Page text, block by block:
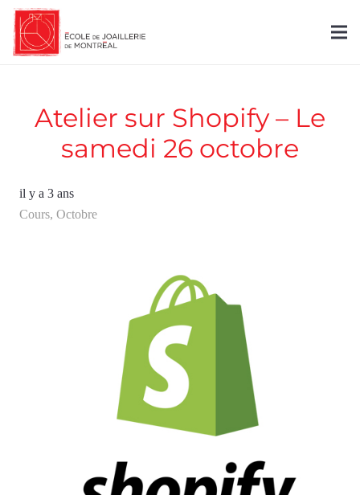
Atelier sur Shopify – Le
samedi 26 octobre
il y a 3 ans
Cours, Octobre